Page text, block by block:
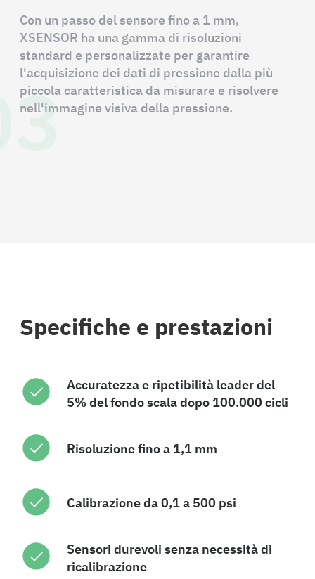
Con un passo del sensore fino a 1 mm,
XSENSOR ha una gamma di risoluzioni
standard e personalizzate per garantire
l'acquisizione dei dati di pressione dalla più
piccola caratteristica da misurare e risolvere
nell'immagine visiva della pressione.
Specifiche e prestazioni
Accuratezza e ripetibilità leader del
5% del fondo scala dopo 100.000 cicli
Risoluzione fino a 1,1 mm
Calibrazione da 0,1 a 500 psi
Sensori durevoli senza necessità di
ricalibrazione